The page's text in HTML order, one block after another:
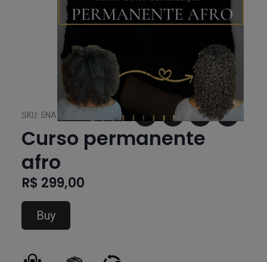
SKU: 5NA3420716
Curso permanente
afro
R$ 299,00
Buy